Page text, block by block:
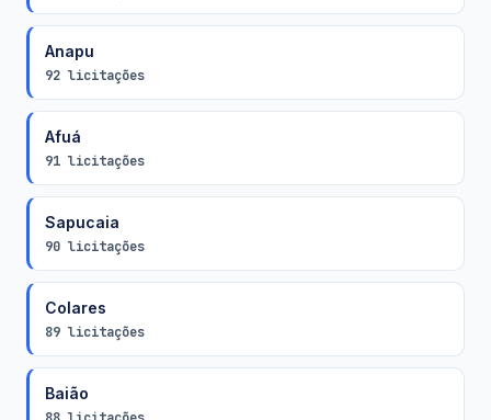
Anapu
92 licitações
Afuá
91 licitações
Sapucaia
90 licitações
Colares
89 licitações
Baião